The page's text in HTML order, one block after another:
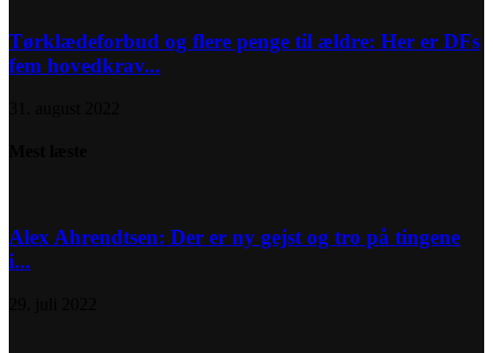
Tørklædeforbud og flere penge til ældre: Her er DFs
fem hovedkrav...
Alex Ahrendtsen: Der er ny gejst og tro på tingene
i...